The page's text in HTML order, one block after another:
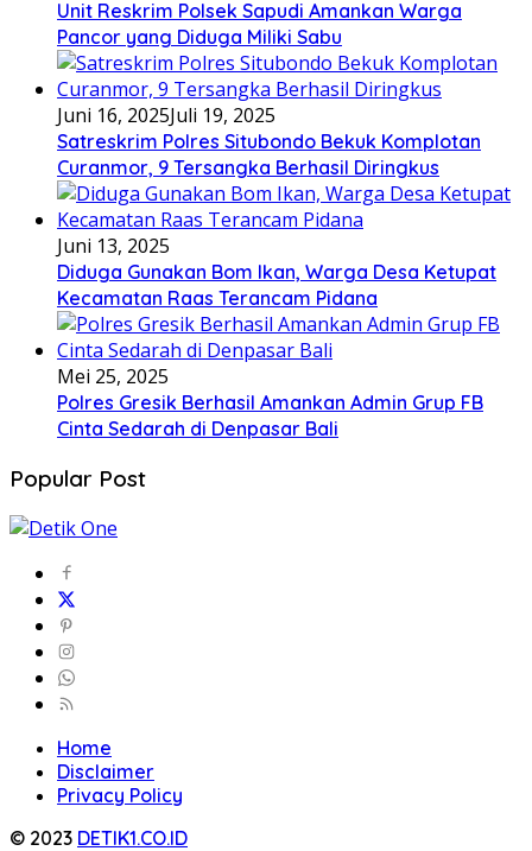
Unit Reskrim Polsek Sapudi Amankan Warga
Pancor yang Diduga Miliki Sabu
Juni 16, 2025Juli 19, 2025
Satreskrim Polres Situbondo Bekuk Komplotan
Curanmor, 9 Tersangka Berhasil Diringkus
Juni 13, 2025
Diduga Gunakan Bom Ikan, Warga Desa Ketupat
Kecamatan Raas Terancam Pidana
Mei 25, 2025
Polres Gresik Berhasil Amankan Admin Grup FB
Cinta Sedarah di Denpasar Bali
Popular Post
Home
Disclaimer
Privacy Policy
© 2023 DETIK1.CO.ID